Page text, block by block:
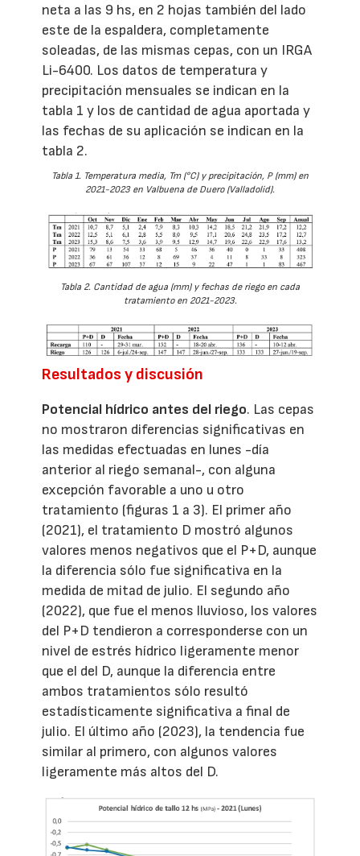
neta a las 9 hs, en 2 hojas también del lado
este de la espaldera, completamente
soleadas, de las mismas cepas, con un IRGA
Li-6400. Los datos de temperatura y
precipitación mensuales se indican en la
tabla 1 y los de cantidad de agua aportada y
las fechas de su aplicación se indican en la
tabla 2.
Tabla 1. Temperatura media, Tm (°C) y precipitación, P (mm) en
2021-2023 en Valbuena de Duero (Valladolid).
Tabla 2. Cantidad de agua (mm) y fechas de riego en cada
tratamiento en 2021-2023.
Resultados y discusión
Potencial hídrico antes del riego. Las cepas
no mostraron diferencias significativas en
las medidas efectuadas en lunes -día
anterior al riego semanal-, con alguna
excepción favorable a uno u otro
tratamiento (figuras 1 a 3). El primer año
(2021), el tratamiento D mostró algunos
valores menos negativos que el P+D, aunque
la diferencia sólo fue significativa en la
medida de mitad de julio. El segundo año
(2022), que fue el menos lluvioso, los valores
del P+D tendieron a corresponderse con un
nivel de estrés hídrico ligeramente menor
que el del D, aunque la diferencia entre
ambos tratamientos sólo resultó
estadísticamente significativa a final de
julio. El último año (2023), la tendencia fue
similar al primero, con algunos valores
ligeramente más altos del D.